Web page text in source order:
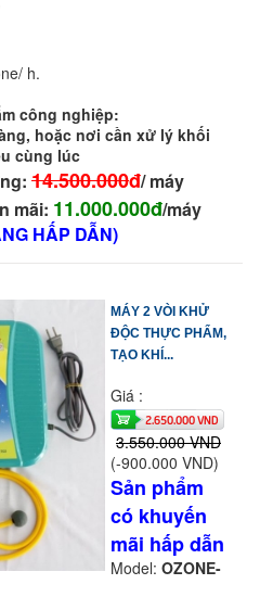
h.
công nghiệp:
hoặc nơi cần xử lý khối
cùng lúc
14.500.000đ/ máy
mãi: 11.000.000đ/máy
HẤP DẪN)
MÁY 2 VÒI KHỬ
ĐỘC THỰC PHẨM,
TẠO KHÍ...
Giá :
2.650.000 VND
3.550.000 VND
(-900.000 VND)
Sản phẩm
có khuyến
mãi hấp dẫn
Model: OZONE-